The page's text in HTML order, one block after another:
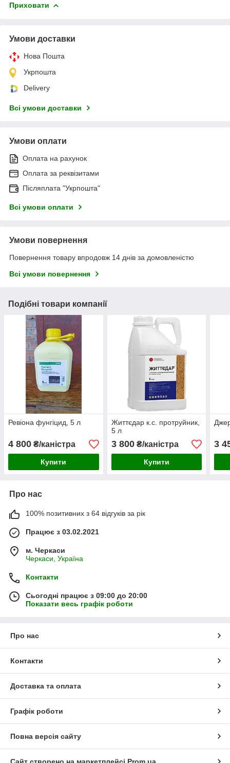
Приховати
Умови доставки
Нова Пошта
Укрпошта
Delivery
Всі умови доставки
Умови оплати
Оплата на рахунок
Оплата за реквізитами
Післяплата "Укрпошта"
Всі умови оплати
Умови повернення
Повернення товару впродовж 14 днів за домовленістю
Всі умови повернення
Подібні товари компанії
Ревіона фунгіцид, 5 л
4 800 ₴/каністра
Купити
Життєдар к.с. протруйник,
5 л
3 800₴/каністра
Купити
3
Про нас
100% позитивних з 64 відгуків за рік
Працює з 03.02.2021
м. Черкаси
Черкаси, Україна
Контакти
Сьогодні працює з 09:00 до 20:00
Показати весь графік роботи
Про нас
Контакти
Доставка та оплата
Графік роботи
Повна версія сайту